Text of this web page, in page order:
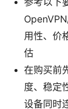
参考以下
用性、价
估
在购买前
度、稳定
设备同时